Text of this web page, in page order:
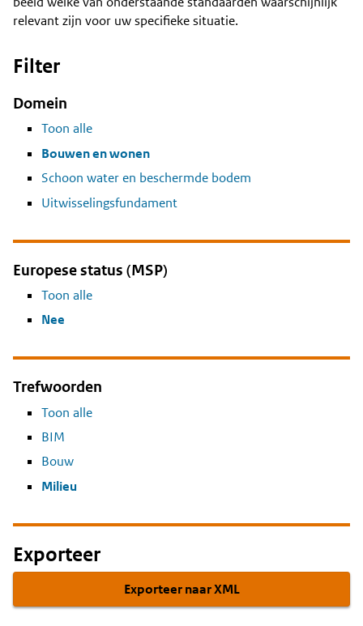
relevant zijn voor uw specifieke situatie.
Filter
Domein
Toon alle
Bouwen en wonen
Schoon water en beschermde bodem
Uitwisselingsfundament
Europese status (MSP)
Toon alle
Nee
Trefwoorden
Toon alle
BIM
Bouw
Milieu
Exporteer
Exporteer naar XML